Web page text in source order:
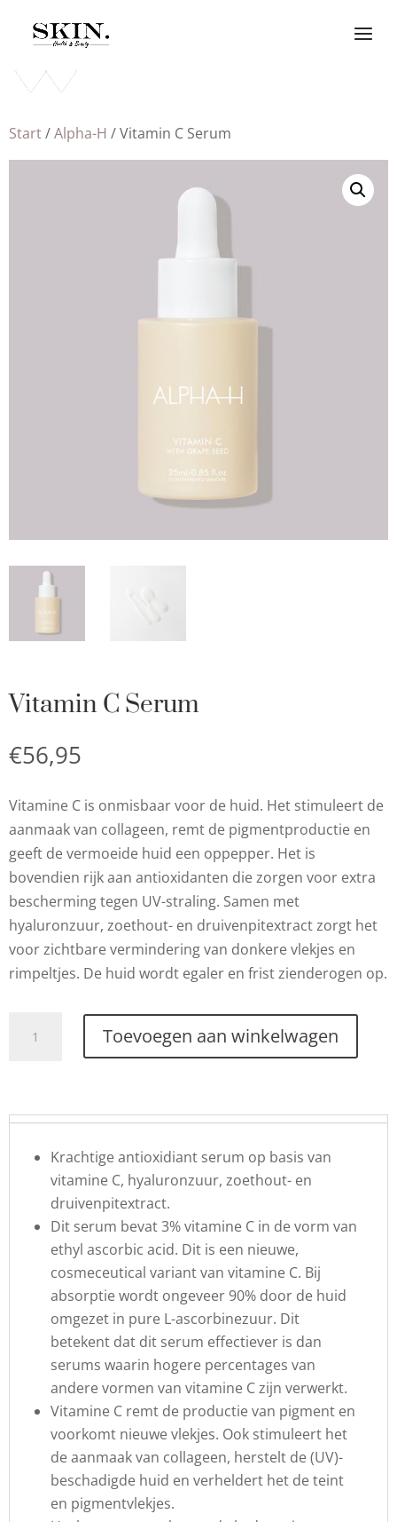
Start/Alpha-H / Vitamin C Serum
Vitamin C Serum
€56,95
Vitamine C is onmisbaar voor de huid. Het stimuleert de
aanmaak van collageen, remt de pigmentproductie en
geeft de vermoeide huid een oppepper. Het is
bovendien rijk aan antioxidanten die zorgen voor extra
bescherming tegen UV-straling. Samen met
hyaluronzuur, zoethout- en druivenpitextract zorgt het
voor zichtbare vermindering van donkere vlekjes en
rimpeltjes. De huid wordt egaler en frist zienderogen op.
Toevoegen aan winkelwagen
Krachtige antioxidiant serum op basis van
vitamine C, hyaluronzuur, zoethout- en
druivenpitextract.
Dit serum bevat 3% vitamine C in de vorm van
ethyl ascorbic acid. Dit is een nieuwe,
cosmeceutical variant van vitamine C. Bij
absorptie wordt ongeveer 90% door de huid
omgezet in pure L-ascorbinezuur. Dit
betekent dat dit serum effectiever is dan
serums waarin hogere percentages van
andere vormen van vitamine C zijn verwerkt.
Vitamine C remt de productie van pigment en
voorkomt nieuwe vlekjes. Ook stimuleert het
de aanmaak van collageen, herstelt de (UV)-
beschadigde huid en verheldert het de teint
en pigmentvlekjes.